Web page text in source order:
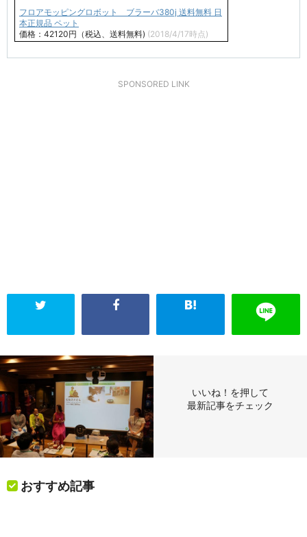
フロアモッピングロボット ブラーバ380j 送料無料 日
本正規品 ペット
価格：42120円（税込、送料無料) (2018/4/17時点)
SPONSORED LINK
いいね！を押して
最新記事をチェック
おすすめ記事